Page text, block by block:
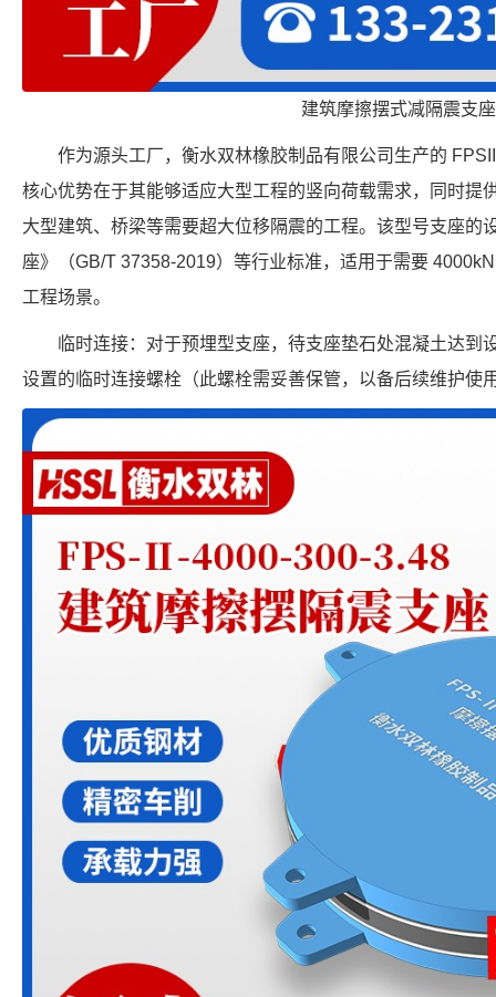
建筑摩擦摆式减隔震支座
作为源头工厂，衡水双林橡胶制品有限公司生产的
核心优势在于其能够适应大型工程的竖向荷载需求，同时提
大型建筑、桥梁等需要超大位移隔震的工程。该型号支座的
座》（GB/T 37358-2019）等行业标准，适用于需要
工程场景。
临时连接：对于预埋型支座，待支座垫石处混凝土达到
设置的临时连接螺栓（此螺栓需妥善保管，以备后续维护使